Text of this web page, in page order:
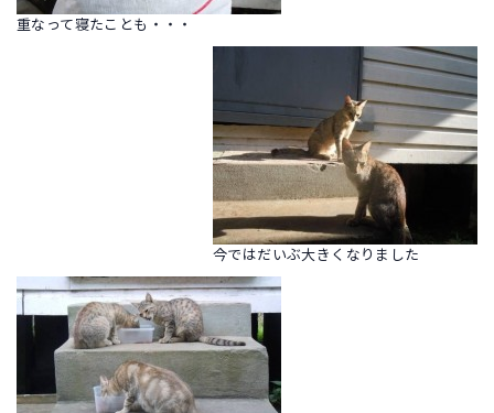
重なって寝たことも・・・
今ではだいぶ大きくなりました